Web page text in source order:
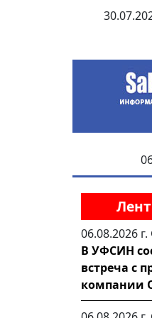
06.08.2026 г.
В УФСИН
встреча с
компании